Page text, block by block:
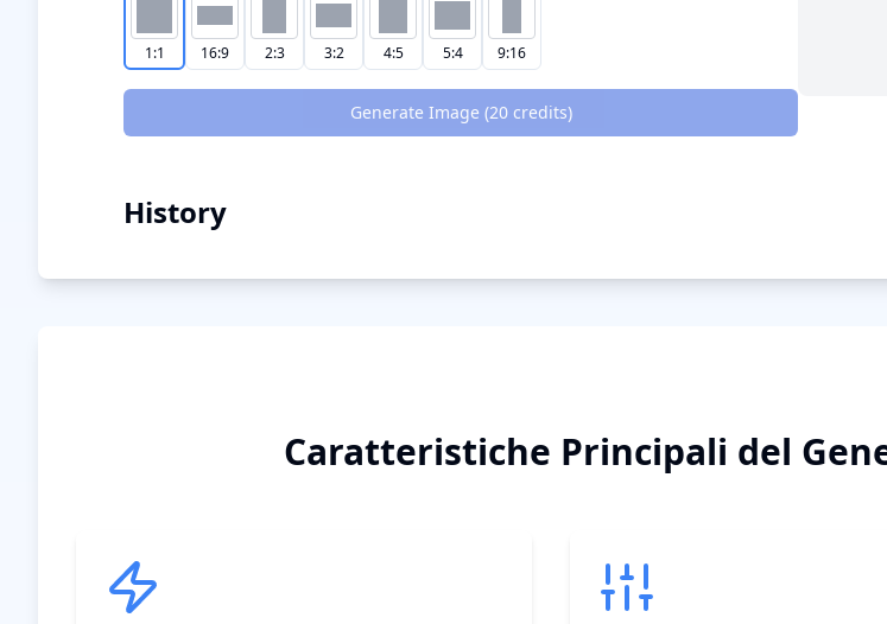
1:1 16:9 2:3 3:2 4:5 5:4 9:16
Generate Image (20credits)
History
Caratteristiche Principali del